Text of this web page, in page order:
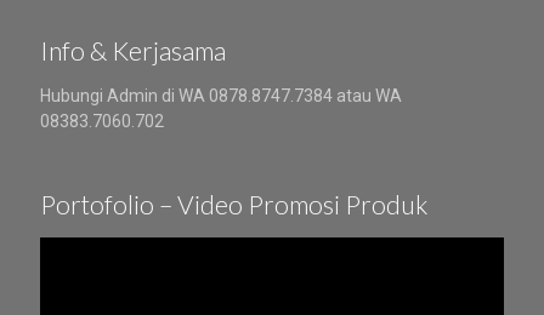
Info & Kerjasama
Hubungi Admin di WA 0878.8747.7384 atau WA
08383.7060.702
Portofolio – Video Promosi Produk